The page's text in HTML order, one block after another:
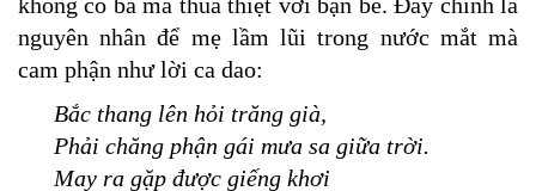
nguyên nhân để mẹ lầm lũi trong nước mắt mà
cam phận như lời ca dao:
Bắc thang lên hỏi trăng già,
Phải chăng phận gái mưa sa giữa trời.
May ra gặp được giếng khơi